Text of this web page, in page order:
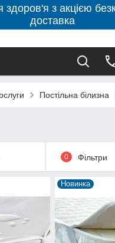
здоров'я з акцією
доставка
Постільна білизна
0 Фільтри
Новинка